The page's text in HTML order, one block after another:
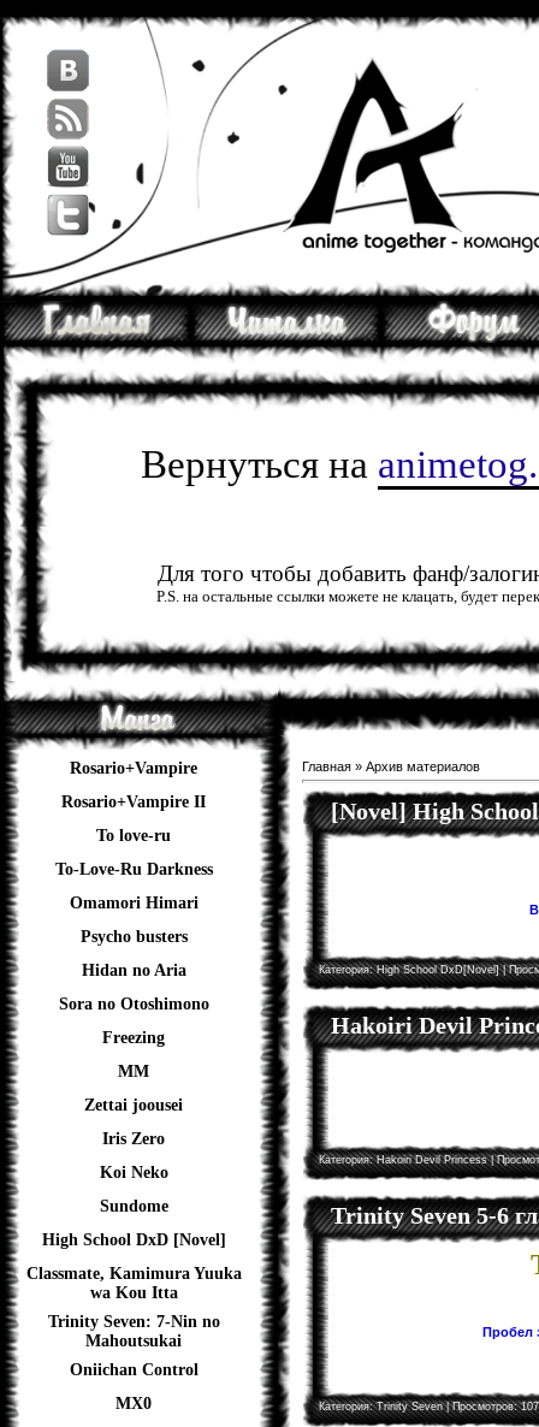
Вернуться на
Для того чтобы добавить фанф/
P.S. на остальные ссылки можете не клацать, будет
Rosario+Vampire
Rosario+Vampire II
To love-ru
To-Love-Ru Darkness
Omamori Himari
Psycho busters
Hidan no Aria
Sora no Otoshimono
Freezing
ММ
Zettai joousei
Iris Zero
Koi Neko
Sundome
High School DxD [Novel]
Classmate, Kamimura Yuuka
wa Kou Itta
Trinity Seven: 7-Nin no
Mahoutsukai
Oniichan Control
MX0
Главная » Архив материалов
[Novel] High
Категория:High School DxD[Novel]|
Hakoiri Devil
Категория:Hakoiri Devil Princess|
Trinity Seven 5-6
Пробел
Категория:Trinity Seven| Просмотров: